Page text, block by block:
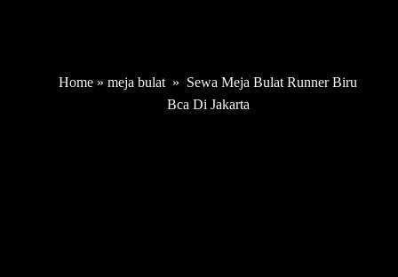
Home » meja bulat » Sewa Meja Bulat Runner Biru
Bca Di Jakarta